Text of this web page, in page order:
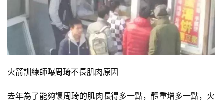
火箭訓練師曝周琦不長肌肉原因
去年為了能夠讓周琦的肌肉長得多一點，體重增多一點，火